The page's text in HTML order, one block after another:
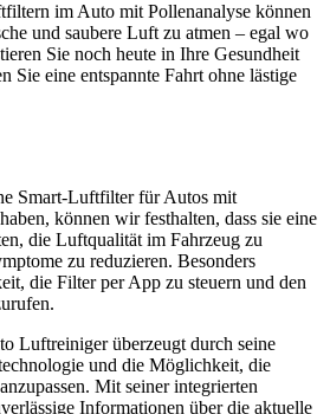
im Auto mit Pollenanalyse können
und saubere Luft zu atmen – egal wo
Sie noch heute in Ihre Gesundheit
Sie eine entspannte Fahrt ohne lästige
Smart-Luftfilter für Autos mit
können wir festhalten, dass sie eine
die Luftqualität im Fahrzeug zu
zu reduzieren. Besonders
die Filter per App zu steuern und den
Luftreiniger überzeugt durch seine
und die Möglichkeit, die
Mit seiner integrierten
Informationen über die aktuelle